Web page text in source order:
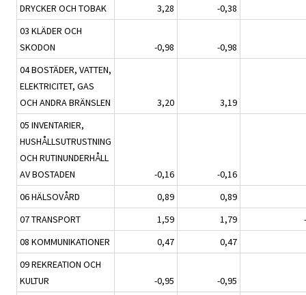
DRYCKER OCH TOBAK
3,28
-0,38
03 KLÄDER OCH
SKODON
-0,98
-0,98
04 BOSTÄDER, VATTEN,
ELEKTRICITET, GAS
OCH ANDRA BRÄNSLEN
3,20
3,19
05 INVENTARIER,
HUSHÅLLSUTRUSTNING
OCH RUTINUNDERHÅLL
AV BOSTADEN
-0,16
-0,16
06 HÄLSOVÅRD
0,89
0,89
07 TRANSPORT
1,59 1,79
08 KOMMUNIKATIONER
0,47
0,47
09 REKREATION OCH
KULTUR
-0,95
-0,95